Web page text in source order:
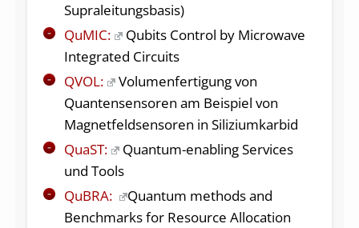
Supraleitungsbasis)
QuMIC:
Qubits Control by Microwave
Integrated Circuits
QVOL:
Volumenfertigung von
Quantensensoren am Beispiel von
Magnetfeldsensoren in Siliziumkarbid
QuaST:
Quantum-enabling Services
und Tools
QuBRA:
Quantum methods and
Benchmarks for Resource Allocation